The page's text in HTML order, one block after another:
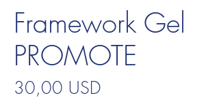
Framework Gel
PROMOTE
30,00 USDPrezzo